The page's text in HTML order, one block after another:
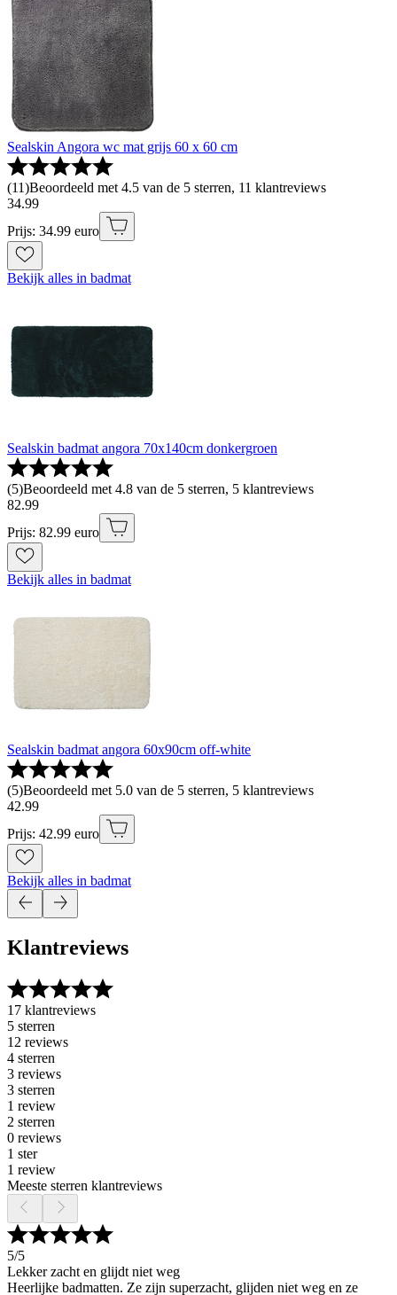
Sealskin Angora wc mat grijs 60 x 60 cm
(11)Beoordeeld met 4.5 van de 5 sterren, 11 klantreviews
34.99
Prijs: 34.99 euro
Bekijk alles in badmat
Sealskin badmat angora 70x140cm donkergroen
(5)Beoordeeld met 4.8 van de 5 sterren, 5 klantreviews
82.99
Prijs: 82.99 euro
Bekijk alles in badmat
Sealskin badmat angora 60x90cm off-white
(5)Beoordeeld met 5.0 van de 5 sterren, 5 klantreviews
42.99
Prijs: 42.99 euro
Bekijk alles in badmat
Klantreviews
17 klantreviews
5 sterren
12 reviews
4 sterren
3 reviews
3 sterren
1 review
2 sterren
0 reviews
1 ster
1 review
Meeste sterren klantreviews
5/5
Lekker zacht en glijdt niet weg
Heerlijke badmatten. Ze zijn superzacht, glijden niet weg en ze